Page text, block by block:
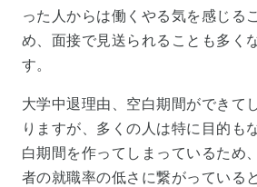
った人からは働くやる気を感じる
め、面接で見送られることも多く
す。
大学中退理由、空白期間ができて
りますが、多くの人は特に目的も
白期間を作ってしまっているため
者の就職率の低さに繋がっている